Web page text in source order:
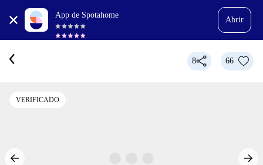
App de Spotahome
Abrir
8 66
VERIFICADO